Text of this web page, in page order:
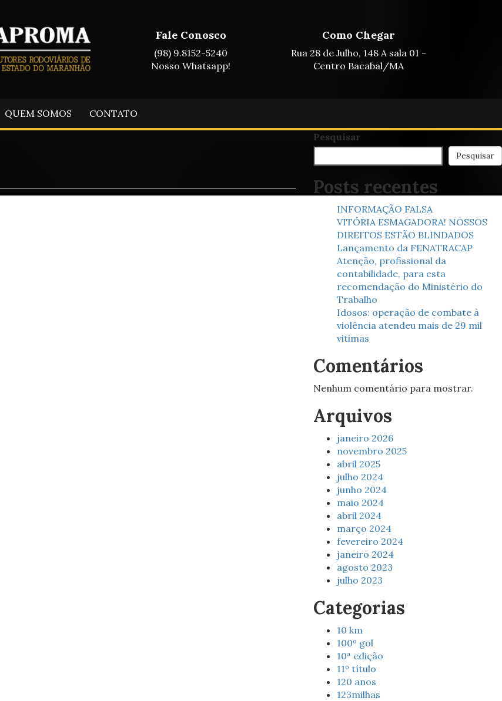
Fale Conosco
(98) 9.8152-5240
Nosso Whatsapp!
Como Chegar
Rua 28 de Julho, 148 A sala 01 -
Centro Bacabal/MA
QUEM SOMOS CONTATO
Pesquisar
Pesquisar
Posts recentes
INFORMAÇÃO FALSA
VITÓRIA ESMAGADORA! NOSSOS
DIREITOS ESTÃO BLINDADOS
Lançamento da FENATRACAP
Atenção, profissional da
contabilidade, para esta
recomendação do Ministério do
Trabalho
Idosos: operação de combate à
violência atendeu mais de 29 mil
vitimas
Comentários
Nenhum comentário para mostrar.
Arquivos
janeiro 2026
novembro 2025
abril 2025
julho 2024
junho 2024
maio 2024
abril 2024
março 2024
fevereiro 2024
janeiro 2024
agosto 2023
julho 2023
Categorias
10 km
100º gol
10ª edição
11º título
120 anos
123milhas